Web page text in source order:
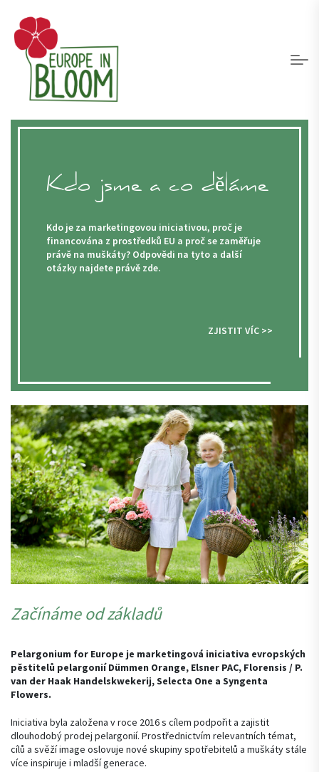
Kdo jsme a co děláme
Kdo je za marketingovou iniciativou, proč je
financována z prostředků EU a proč se zaměřuje
právě na muškáty? Odpovědi na tyto a další
otázky najdete právě zde.
ZJISTIT VÍC >>
Začínáme od základů
Pelargonium for Europe je marketingová iniciativa evropských
pěstitelů pelargonií Dümmen Orange, Elsner PAC, Florensis / P.
van der Haak Handelskwekerij, Selecta One a Syngenta
Flowers.
Iniciativa byla založena v roce 2016 s cílem podpořit a zajistit
dlouhodobý prodej pelargonií. Prostřednictvím relevantních témat,
cílů a svěží image oslovuje nové skupiny spotřebitelů a muškáty stále
více inspiruje i mladší generace.